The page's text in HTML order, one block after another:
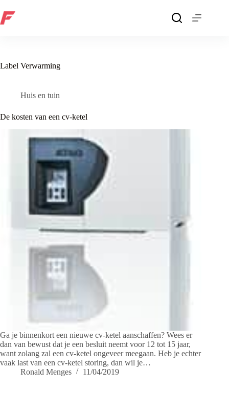
naar
de
Label Verwarming
Huis en tuin
De kosten van een cv-ketel
Ga je binnenkort een nieuwe cv-ketel aanschaffen? Wees er
dan van bewust dat je een besluit neemt voor 12 tot 15 jaar,
want zolang zal een cv-ketel ongeveer meegaan. Heb je echter
vaak last van een cv-ketel storing, dan wil je…
Ronald Menges
11/04/2019